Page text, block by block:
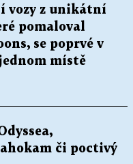
vozy z unikátní
pomaloval
se poprvé v
místě
či poctivý